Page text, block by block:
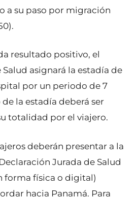
a su paso por migración
resultado positivo, el
asignará la estadía de
por un periodo de 7
de la estadía deberá ser
totalidad por el viajero.
deberán presentar a la
Jurada de Salud
forma física o digital)
hacia Panamá. Para